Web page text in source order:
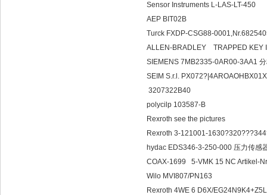
Sensor Instruments L-LAS-LT-450
AEP BIT02B
Turck FXDP-CSG88-
ALLEN-BRADLEY TRAPPED KEY
SIEMENS 7MB2335-0AR00-3AA1
SEIM S.r.l.
3207322B40
polycilp 103587-B
Rexroth see the pictures
Rexroth 3-121001-
hydac EDS346-3-250-000 压力传感
COAX-1699 5-VMK 15 NC Artikel-
Wilo MVI807/PN163
Rexroth 4WE 6 D6X/EG24N9K4+Z5L